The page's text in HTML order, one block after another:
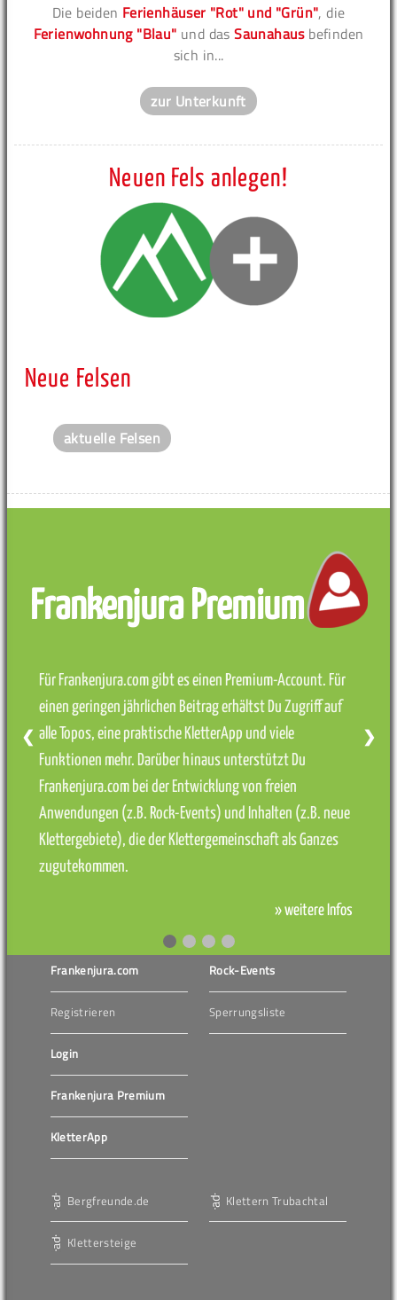
Die beiden Ferienhäuser "Rot" und "Grün", die
Ferienwohnung "Blau" und dasSaunahausbefinden
sich in...
zur Unterkunft
Neuen Fels anlegen!
Neue Felsen
aktuelle Felsen
Frankenjura Premium
Für Frankenjura.com gibt es einen Premium-Account. Für
einen geringen jährlichen Beitrag erhältst Du Zugriff auf
alle Topos, eine praktische KletterApp und viele
Funktionen mehr. Darüber hinaus unterstützt Du
Frankenjura.com bei der Entwicklung von freien
Anwendungen (z.B. Rock-Events) und Inhalten (z.B. neue
Klettergebiete), die der Klettergemeinschaft als Ganzes
zugutekommen.
» weitere Infos
❮ ❯
Frankenjura.com
Registrieren
Login
Frankenjura Premium
KletterApp
Rock-Events
Sperrungsliste
Bergfreunde.de
Klettersteige
Klettern Trubachtal